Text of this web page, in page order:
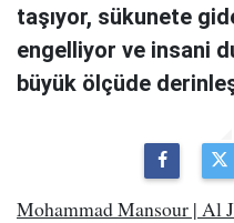
taşıyor, sükunete
engelliyor ve insani
büyük ölçüde
Mohammad Mansour | Al